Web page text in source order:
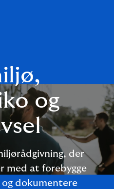
og
der
med at forebygge
dokumentere